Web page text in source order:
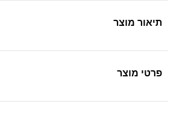
תיאור מוצר
פרטי מוצר